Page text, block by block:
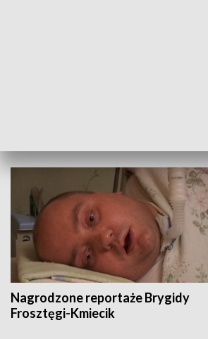
Nagrodzone reportaże Brygidy
Frosztęgi-Kmiecik